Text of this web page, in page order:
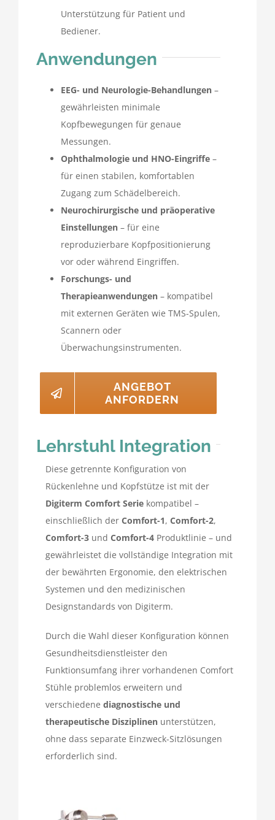
Unterstützung für Patient und
Bediener.
Anwendungen
EEG- und Neurologie-Behandlungen–
gewährleisten minimale
Kopfbewegungen für genaue
Messungen.
Ophthalmologie und HNO-Eingriffe–
für einen stabilen, komfortablen
Zugang zum Schädelbereich.
Neurochirurgische und präoperative
Einstellungen– für eine
reproduzierbare Kopfpositionierung
vor oder während Eingriffen.
Forschungs- und
Therapieanwendungen– kompatibel
mit externen Geräten wie TMS-Spulen,
Scannern oder
Überwachungsinstrumenten.
ANGEBOT
ANFORDERN
Lehrstuhl Integration
Diese getrennte Konfiguration von
Rückenlehne und Kopfstütze ist mit der
Digiterm Comfort Seriekompatibel –
einschließlich der Comfort-1, Comfort-2,
Comfort-3 und Comfort-4 Produktlinie – und
gewährleistet die vollständige Integration mit
der bewährten Ergonomie, den elektrischen
Systemen und den medizinischen
Designstandards von Digiterm.
Durch die Wahl dieser Konfiguration können
Gesundheitsdienstleister den
Funktionsumfang ihrer vorhandenen Comfort
Stühle problemlos erweitern und
verschiedene diagnostische und
therapeutische Disziplinenunterstützen,
ohne dass separate Einzweck-Sitzlösungen
erforderlich sind.